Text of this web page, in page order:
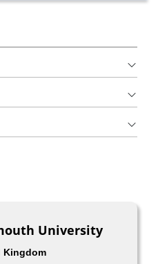
University
Kingdom